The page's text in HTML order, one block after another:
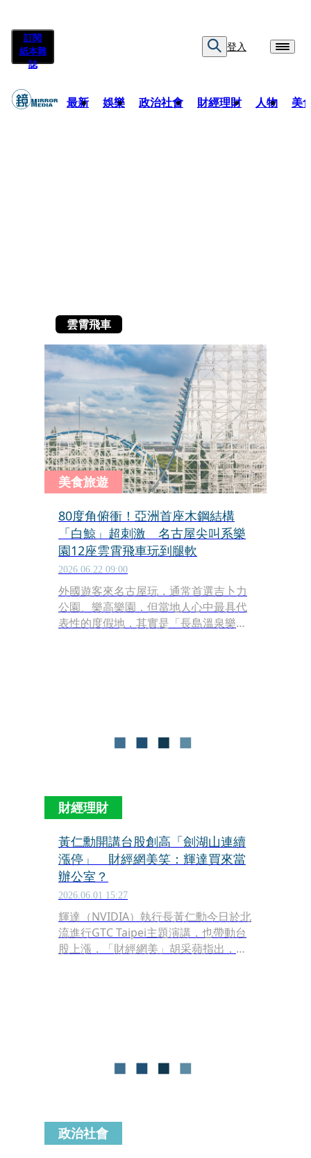
訂閱
紙本雜
誌
登入
最新 娛樂 政治社會 財經理財 人物 美
雲霄飛車
美食旅遊
80度角俯衝！亞洲首座木鋼結構
「白鯨」超刺激 名古屋尖叫系樂
園12座雲霄飛車玩到腿軟
2026.06.22 09:00
外國遊客來名古屋玩，通常首選吉卜力
公園、樂高樂園，但當地人心中最具代
表性的度假地，其實是「長島溫泉樂園
財經理財
黃仁勳開講台股創高「劍湖山連續
漲停」 財經網美笑：輝達買來當
辦公室？
2026.06.01 15:27
輝達（NVIDIA）執行長黃仁勳今日於北
流進行GTC Taipei主題演講，也帶動台
股上漲，「財經網美」胡采蘋指出，黃
政治社會